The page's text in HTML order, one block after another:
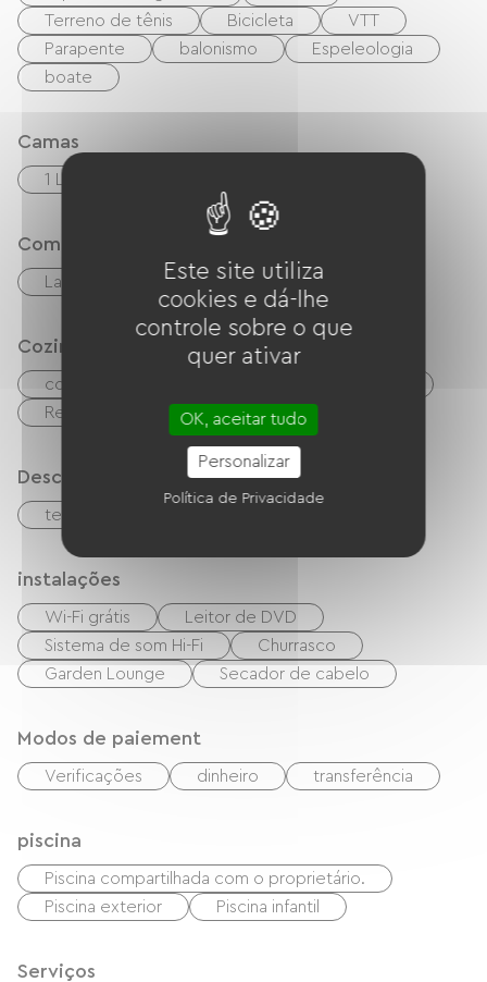
Terreno de tênis
Bicicleta
VTT
Parapente
balonismo
Espeleologia
boate
Camas
1 Lits 160cm
Comfort
Lareira
Cozinha
cozinha pequena
Refrigerador
Descrição
terraço
instalações
Wi-Fi grátis
Leitor de DVD
Sistema de som Hi-Fi
Churrasco
Garden Lounge
Secador de cabelo
Modos de paiement
Verificações dinheiro transferência
piscina
Piscina compartilhada com o proprietário.
Piscina exterior
Piscina infantil
Serviços
Este site utiliza
cookies e dá-lhe
controle sobre o que
quer ativar
OK, aceitar tudo
Personalizar
Política de Privacidade